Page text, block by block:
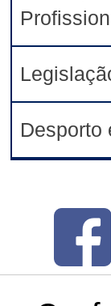
Desporto